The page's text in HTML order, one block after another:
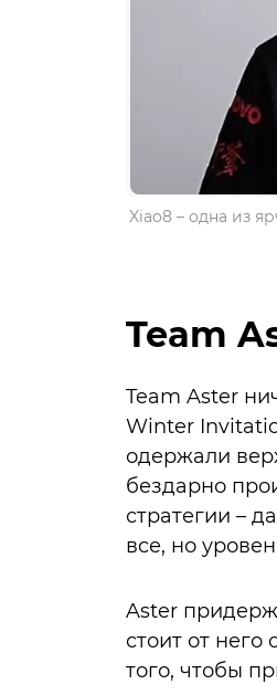
Xiao8 – одна из
Team
Team Aster
Winter
одержали
бездарно
стратегии –
все, но
Aster
стоит от
того, чтобы